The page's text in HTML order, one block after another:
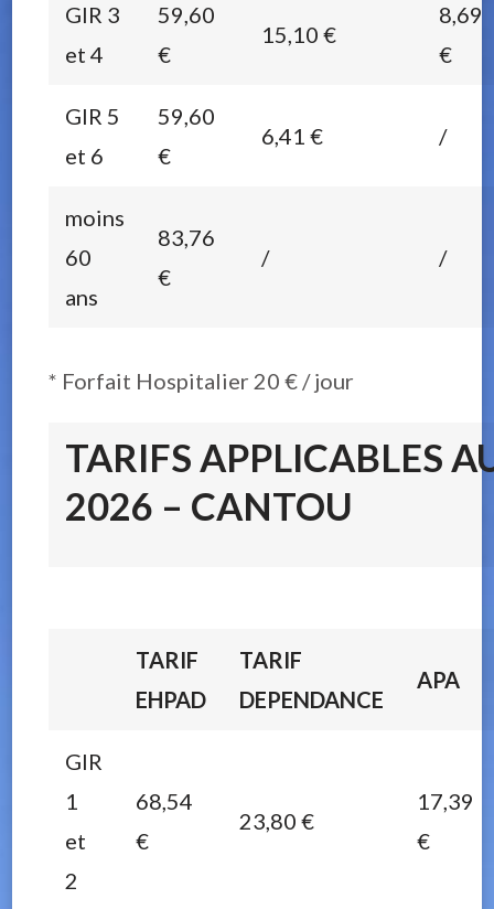
GIR 3
et 4
59,60
€
15,10 €
8,69
€
GIR 5
et 6
59,60
€
6,41 € /
moins
60
ans
83,76
€
/ /
* Forfait Hospitalier 20 € / jour
TARIFS APPLICABLES
2026 – CANTOU
TARIF
EHPAD
TARIF
DEPENDANCE
APA
GIR
1
et
2
68,54
€
23,80 €
17,39
€